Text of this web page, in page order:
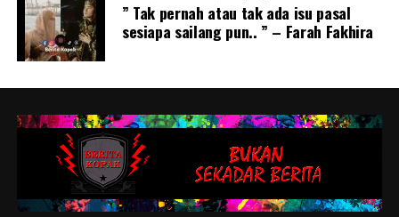
” Tak pernah atau tak ada isu pasal
sesiapa sailang pun.. ” – Farah Fakhira